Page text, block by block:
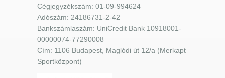
Cégjegyzékszám: 01-09-994624
Adószám: 24186731-2-42
Bankszámlaszám: UniCredit Bank 10918001-
00000074-77290008
Cím: 1106 Budapest, Maglódi út 12/a (Merkapt
Sportközpont)